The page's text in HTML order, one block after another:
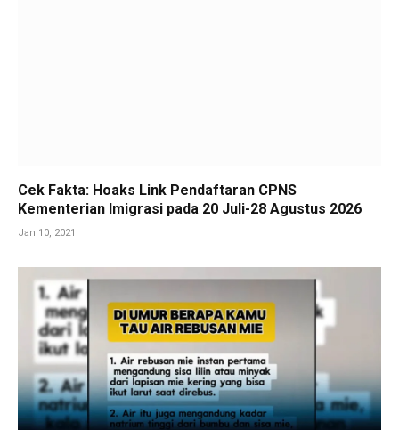
Cek Fakta: Hoaks Link Pendaftaran CPNS
Kementerian Imigrasi pada 20 Juli-28 Agustus 2026
Jan 10, 2021